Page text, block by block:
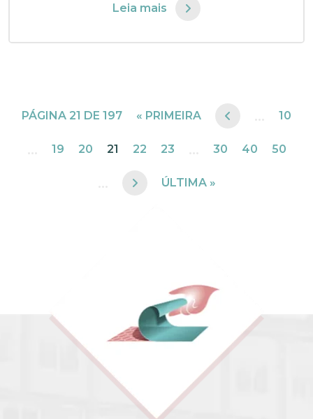
Leia mais
PÁGINA 21 DE 197 « PRIMEIRA 10
19 20 21 22 23 30 40 50
ÚLTIMA »